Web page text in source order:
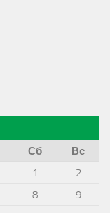
Сб
Вс
1
2
8
9